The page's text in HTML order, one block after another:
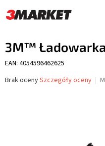
do
treści
3M™ Ładowarka
EAN: 4054596462625
Średnia
Brak ocenySzczegóły oceny